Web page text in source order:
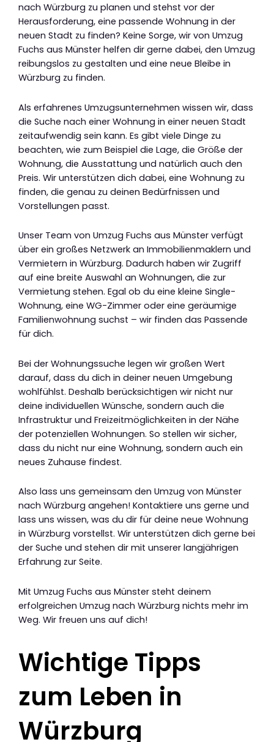
nach Würzburg zu planen und stehst vor der
Herausforderung, eine passende Wohnung in der
neuen Stadt zu finden? Keine Sorge, wir von Umzug
Fuchs aus Münster helfen dir gerne dabei, den Umzug
reibungslos zu gestalten und eine neue Bleibe in
Würzburg zu finden.
Als erfahrenes Umzugsunternehmen wissen wir, dass
die Suche nach einer Wohnung in einer neuen Stadt
zeitaufwendig sein kann. Es gibt viele Dinge zu
beachten, wie zum Beispiel die Lage, die Größe der
Wohnung, die Ausstattung und natürlich auch den
Preis. Wir unterstützen dich dabei, eine Wohnung zu
finden, die genau zu deinen Bedürfnissen und
Vorstellungen passt.
Unser Team von Umzug Fuchs aus Münster verfügt
über ein großes Netzwerk an Immobilienmaklern und
Vermietern in Würzburg. Dadurch haben wir Zugriff
auf eine breite Auswahl an Wohnungen, die zur
Vermietung stehen. Egal ob du eine kleine Single-
Wohnung, eine WG-Zimmer oder eine geräumige
Familienwohnung suchst – wir finden das Passende
für dich.
Bei der Wohnungssuche legen wir großen Wert
darauf, dass du dich in deiner neuen Umgebung
wohlfühlst. Deshalb berücksichtigen wir nicht nur
deine individuellen Wünsche, sondern auch die
Infrastruktur und Freizeitmöglichkeiten in der Nähe
der potenziellen Wohnungen. So stellen wir sicher,
dass du nicht nur eine Wohnung, sondern auch ein
neues Zuhause findest.
Also lass uns gemeinsam den Umzug von Münster
nach Würzburg angehen! Kontaktiere uns gerne und
lass uns wissen, was du dir für deine neue Wohnung
in Würzburg vorstellst. Wir unterstützen dich gerne bei
der Suche und stehen dir mit unserer langjährigen
Erfahrung zur Seite.
Mit Umzug Fuchs aus Münster steht deinem
erfolgreichen Umzug nach Würzburg nichts mehr im
Weg. Wir freuen uns auf dich!
Wichtige Tipps
zum Leben in
Würzburg